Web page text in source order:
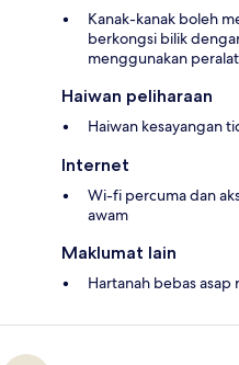
Kanak-kanak boleh
berkongsi bilik
menggunakan
Haiwan peliharaan
Haiwan kesayangan
Internet
Wi-fi percuma dan
awam
Maklumat lain
Hartanah bebas asap